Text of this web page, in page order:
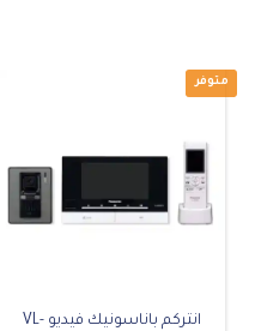
انتركم باناسونيك فيديو VL-